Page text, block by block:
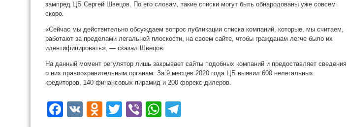
зампред ЦБ Сергей Швецов. По его словам, такие списки могут быть обнародованы уже совсем
скоро.
«Сейчас мы действительно обсуждаем вопрос публикации списка компаний, которые, мы считаем,
работают за пределами легальной плоскости, на своем сайте, чтобы гражданам легче было их
идентифицировать», — сказал Швецов.
На данный момент регулятор лишь закрывает сайты подобных компаний и предоставляет сведения
о них правоохранительным органам. За 9 месцев 2020 года ЦБ выявил 600 нелегальных
кредиторов, 140 финансовых пирамид и 200 форекс-дилеров.
Facebook
VK Odnoklassniki
Twitter
ViberWhatsApp